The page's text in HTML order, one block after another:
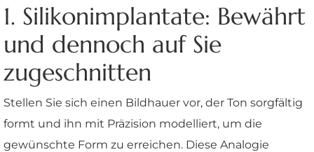
1. Silikonimplantate: Bewährt
und dennoch auf Sie
zugeschnitten
Stellen Sie sich einen Bildhauer vor, der Ton sorgfältig
formt und ihn mit Präzision modelliert, um die
gewünschte Form zu erreichen. Diese Analogie